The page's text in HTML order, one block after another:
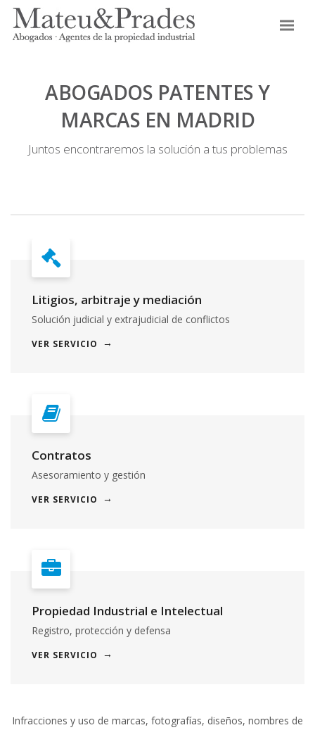
ABOGADOS PATENTES Y
MARCAS EN MADRID
Juntos encontraremos la solución a tus problemas
Litigios, arbitraje y mediación
Solución judicial y extrajudicial de conflictos
VER SERVICIO
Contratos
Asesoramiento y gestión
VER SERVICIO
Propiedad Industrial e Intelectual
Registro, protección y defensa
VER SERVICIO
Infracciones y uso de marcas, fotografías, diseños, nombres de